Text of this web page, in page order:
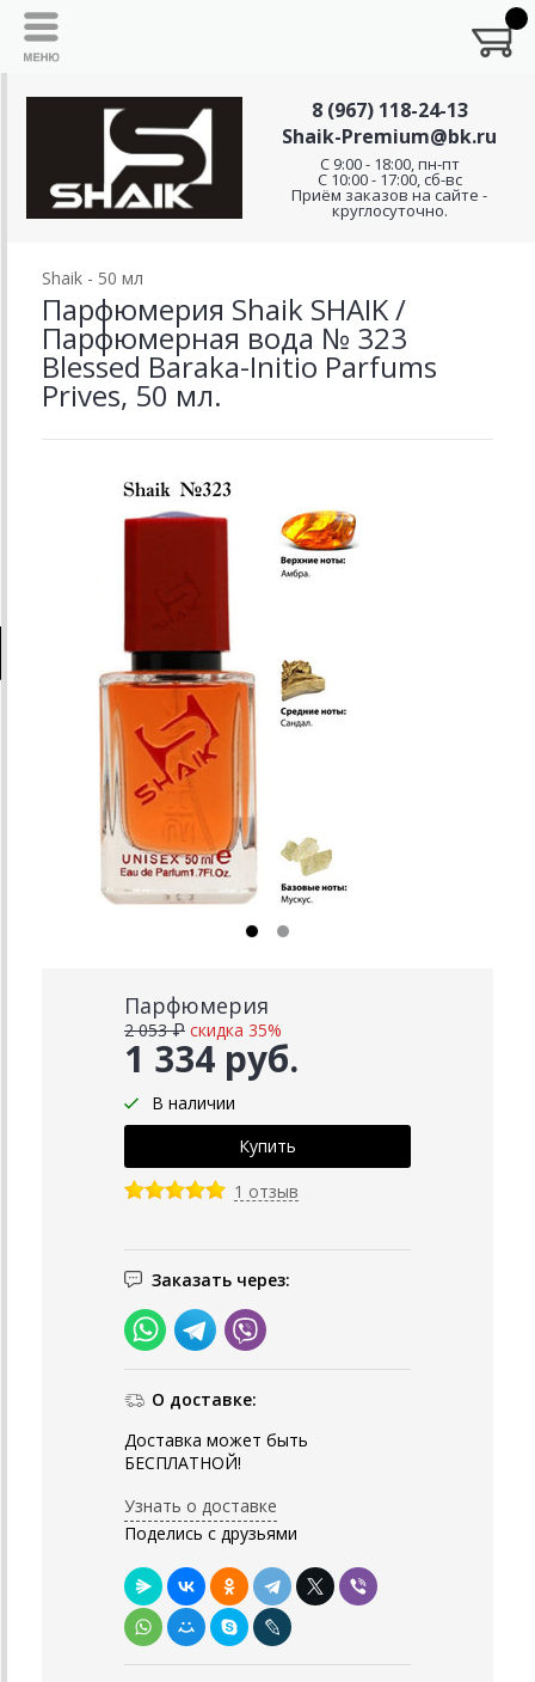
8 (967) 118-24-13
Shaik-Premium@bk.ru
C 9:00 - 18:00, пн-пт
С 10:00 - 17:00, сб-вс
Приём заказов на сайте -
круглосуточно.
Shaik - 50 мл
Парфюмерия Shaik SHAIK /
Парфюмерная вода № 323
Blessed Baraka-Initio Parfums
Prives, 50 мл.
Парфюмерия
1 334 руб.
2 053 ₽ скидка 35%
В наличии
1 отзыв
Заказать через:
О доставке:
Доставка может быть
БЕСПЛАТНОЙ!
Узнать о доставке
Поделись с друзьями